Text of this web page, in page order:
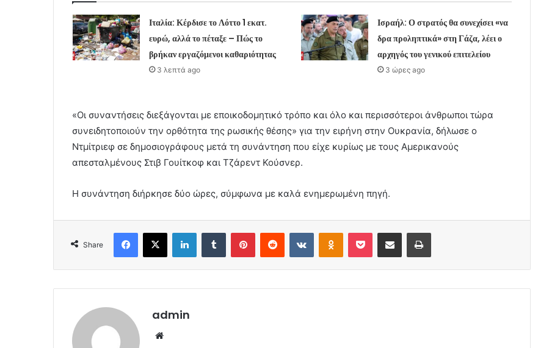
Ιταλία: Κέρδισε το Λόττο 1 εκατ.
ευρώ, αλλά το πέταξε – Πώς το
βρήκαν εργαζόμενοι καθαριότητας
3 λεπτά ago
Ισραήλ: Ο στρατός θα συνεχίσει «να
δρα προληπτικά» στη Γάζα, λέει ο
αρχηγός του γενικού επιτελείου
3 ώρες ago
«Οι συναντήσεις διεξάγονται με εποικοδομητικό τρόπο και όλο και περισσότεροι άνθρωποι τώρα
συνειδητοποιούν την ορθότητα της ρωσικής θέσης» για την ειρήνη στην Ουκρανία, δήλωσε ο
Ντμίτριεφ σε δημοσιογράφους μετά τη συνάντηση που είχε κυρίως με τους Αμερικανούς
απεσταλμένους Στιβ Γουίτκοφ και Τζάρεντ Κούσνερ.
Η συνάντηση διήρκησε δύο ώρες, σύμφωνα με καλά ενημερωμένη πηγή.
Share
Facebook
X LinkedInTumblr PinterestReddit VKontakteOdnoklassniki
Pocket Share via Email Print
admin